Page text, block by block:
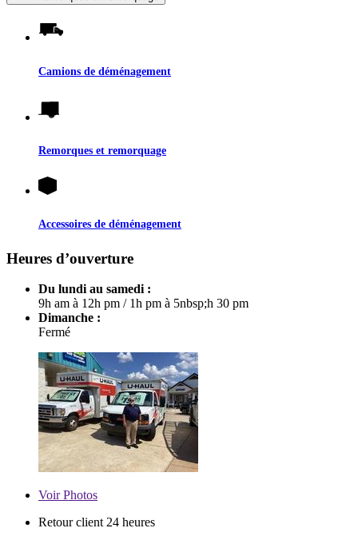
Camions de déménagement
Remorques et remorquage
Accessoires de déménagement
Heures d’ouverture
Du lundi au samedi :
9h am à 12h pm / 1h pm à 5nbsp;h 30 pm
Dimanche :
Fermé
VoirPhotos
Retour client 24 heures